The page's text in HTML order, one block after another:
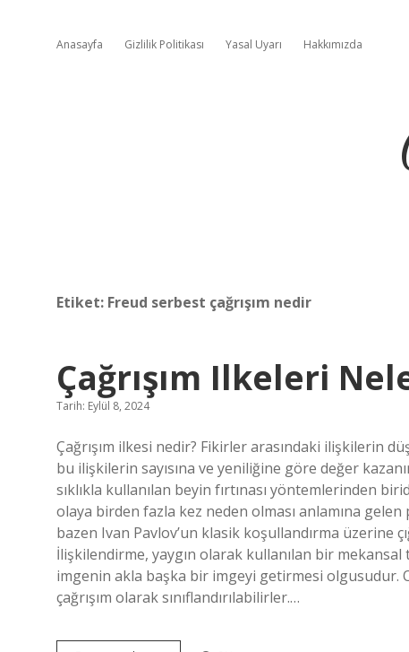
Anasayfa Gizlilik Politikası Yasal Uyarı Hakkımızda
Etiket: Freud serbest çağrışım nedir
Çağrışım Ilkeleri
Tarih: Eylül 8, 2024
Çağrışım ilkesi nedir? Fikirler arasındaki ilişkilerin
bu ilişkilerin sayısına ve yeniliğine göre değer
sıklıkla kullanılan beyin fırtınası yöntemlerinden
olaya birden fazla kez neden olması anlamına
bazen Ivan Pavlov’un klasik koşullandırma üzerine
İlişkilendirme, yaygın olarak kullanılan bir mekansal
imgenin akla başka bir imgeyi getirmesi olgusudur.
çağrışım olarak sınıflandırılabilirler.…